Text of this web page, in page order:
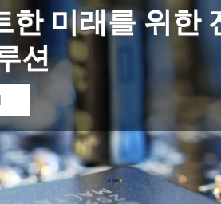
한 미래를 위한
션